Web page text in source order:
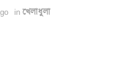
in খেলাধুলা